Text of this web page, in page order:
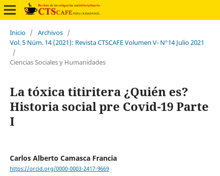
Inicio / Archivos /
Vol. 5 Núm. 14 (2021): Revista CTSCAFE Volumen V- N°14 Julio 2021
/
Ciencias Sociales y Humanidades
La tóxica titiritera ¿Quién es?
Historia social pre Covid-19 Parte
I
Carlos Alberto Camasca Francia
https://orcid.org/0000-0003-2417-9669